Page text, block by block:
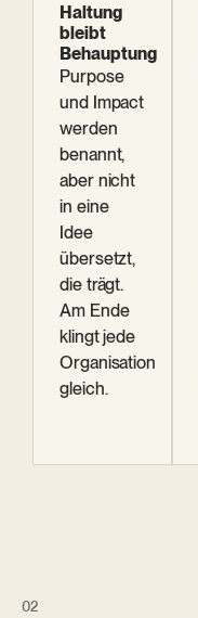
Haltung
bleibt
Behauptung
Purpose
und Impact
werden
benannt,
aber nicht
in eine
Idee
übersetzt,
die trägt.
Am Ende
klingt jede
Organisation
gleich.